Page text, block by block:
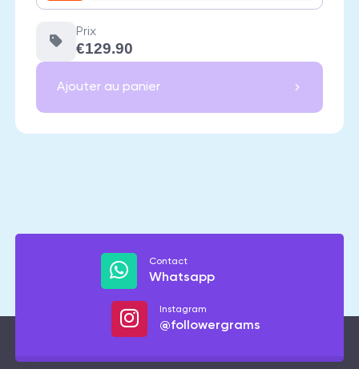
Prix
€129.90
Ajouter au panier
Contact
Whatsapp
Instagram
@followergrams